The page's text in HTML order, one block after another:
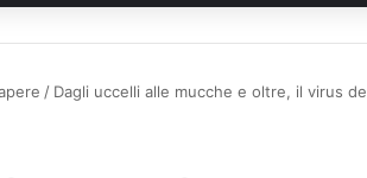
per
/ Dagli uccelli alle mucche e oltre, il virus